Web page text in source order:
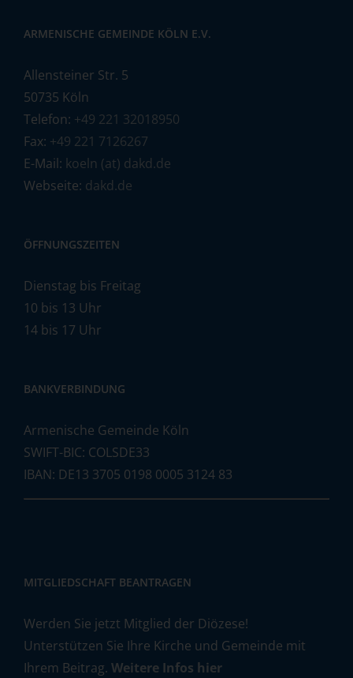
ARMENISCHE GEMEINDE KÖLN E.V.
Allensteiner Str. 5
50735 Köln
Telefon: +49 221 32018950
Fax: +49 221 7126267
E-Mail: koeln (at) dakd.de
Webseite: dakd.de
ÖFFNUNGSZEITEN
Dienstag bis Freitag
10 bis 13 Uhr
14 bis 17 Uhr
BANKVERBINDUNG
Armenische Gemeinde Köln
SWIFT-BIC: COLSDE33
IBAN: DE13 3705 0198 0005 3124 83
MITGLIEDSCHAFT BEANTRAGEN
Werden Sie jetzt Mitglied der Diözese!
Unterstützen Sie Ihre Kirche und Gemeinde mit
Ihrem Beitrag. Weitere Infos hier